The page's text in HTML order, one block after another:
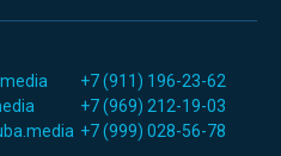
+7 (911) 196-23-62
+7 (969) 212-19-03
+7 (999) 028-56-78